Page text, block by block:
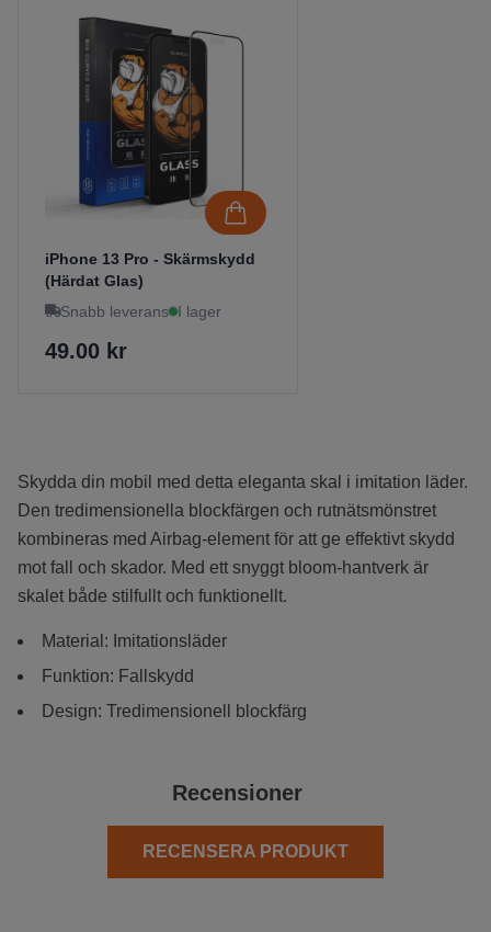
iPhone 13 Pro - Skärmskydd
(Härdat Glas)
Snabb leverans I lager
49.00 kr
Skydda din mobil med detta eleganta skal i imitation läder.
Den tredimensionella blockfärgen och rutnätsmönstret
kombineras med Airbag-element för att ge effektivt skydd
mot fall och skador. Med ett snyggt bloom-hantverk är
skalet både stilfullt och funktionellt.
Material: Imitationsläder
Funktion: Fallskydd
Design: Tredimensionell blockfärg
Recensioner
RECENSERA PRODUKT